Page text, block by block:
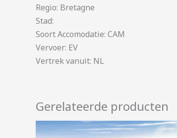
Regio: Bretagne
Stad:
Soort Accomodatie: CAM
Vervoer: EV
Vertrek vanuit: NL
Gerelateerde producten